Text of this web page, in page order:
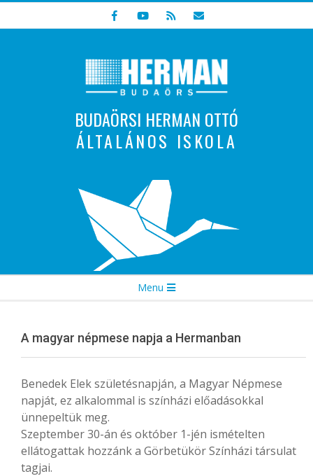
to
BUDAÖRSI HERMAN OTTÓ
ÁLTALÁNOS ISKOLA
Indulunk! Hamarosan újraindul oldalunk!
Menu
A magyar népmese napja a Hermanban
Benedek Elek születésnapján, a Magyar Népmese
napját, ez alkalommal is színházi előadásokkal
ünnepeltük meg.
Szeptember 30-án és október 1-jén ismételten
ellátogattak hozzánk a Görbetükör Színházi társulat
tagjai.